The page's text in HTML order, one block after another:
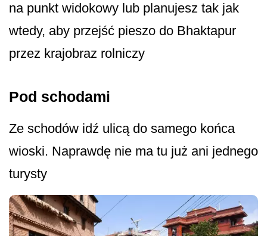
na punkt widokowy lub planujesz tak jak
wtedy, aby przejść pieszo do Bhaktapur
przez krajobraz rolniczy
Pod schodami
Ze schodów idź ulicą do samego końca
wioski. Naprawdę nie ma tu już ani jednego
turysty